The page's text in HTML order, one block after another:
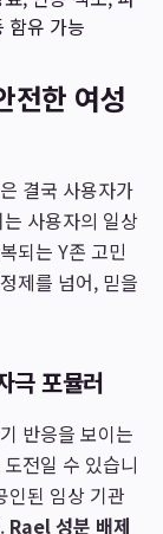
함유 가능
전한 여성
결국 사용자가
사용자의 일상
되는 Y존 고민
제를 넘어, 믿을
극 포뮬러
반응을 보이는
전일 수 있습니
인된 임상 기관
Rael 성분 배제